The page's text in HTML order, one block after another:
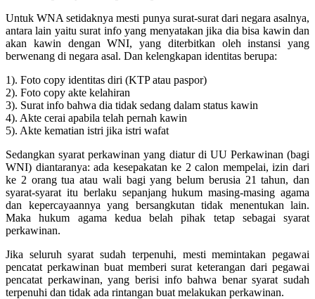
Untuk WNA setidaknya mesti punya surat-surat dari negara asalnya,
antara lain yaitu surat info yang menyatakan jika dia bisa kawin dan
akan kawin dengan WNI, yang diterbitkan oleh instansi yang
berwenang di negara asal. Dan kelengkapan identitas berupa:
1). Foto copy identitas diri (KTP atau paspor)
2). Foto copy akte kelahiran
3). Surat info bahwa dia tidak sedang dalam status kawin
4). Akte cerai apabila telah pernah kawin
5). Akte kematian istri jika istri wafat
Sedangkan syarat perkawinan yang diatur di UU Perkawinan (bagi
WNI) diantaranya: ada kesepakatan ke 2 calon mempelai, izin dari
ke 2 orang tua atau wali bagi yang belum berusia 21 tahun, dan
syarat-syarat itu berlaku sepanjang hukum masing-masing agama
dan kepercayaannya yang bersangkutan tidak menentukan lain.
Maka hukum agama kedua belah pihak tetap sebagai syarat
perkawinan.
Jika seluruh syarat sudah terpenuhi, mesti memintakan pegawai
pencatat perkawinan buat memberi surat keterangan dari pegawai
pencatat perkawinan, yang berisi info bahwa benar syarat sudah
terpenuhi dan tidak ada rintangan buat melakukan perkawinan.